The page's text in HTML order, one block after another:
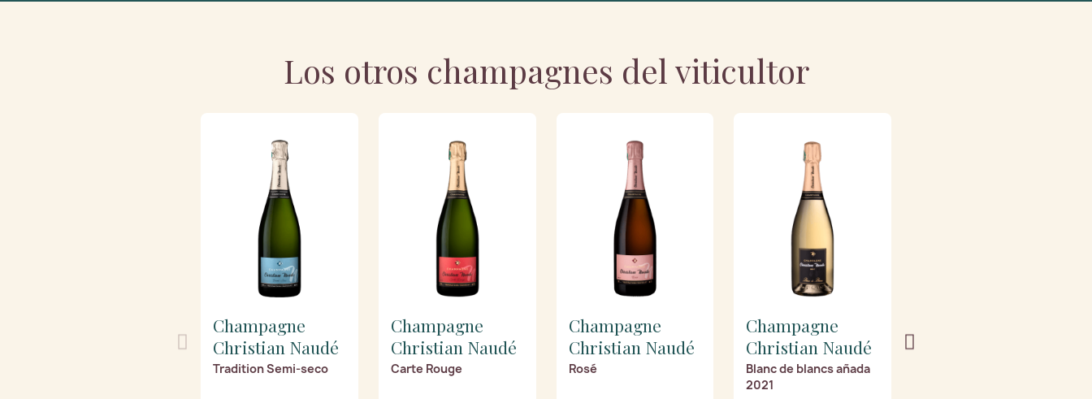
Los otros champagnes del viticultor
Champagne
Christian Naudé
Tradition Semi-seco
Champagne
Christian Naudé
Carte Rouge
Champagne
Christian Naudé
Rosé
Champagne
Christian Naudé
Blanc de blancs añada
2021